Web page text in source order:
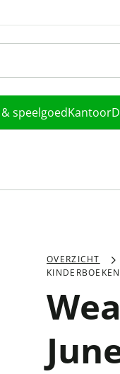
speelgoedKantoor
OVERZICHT
KINDERBOEKEN